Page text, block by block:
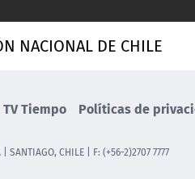
NACIONAL DE CHILE
TV Tiempo Políticas de
SANTIAGO, CHILE | F: (+56-2)2707 7777